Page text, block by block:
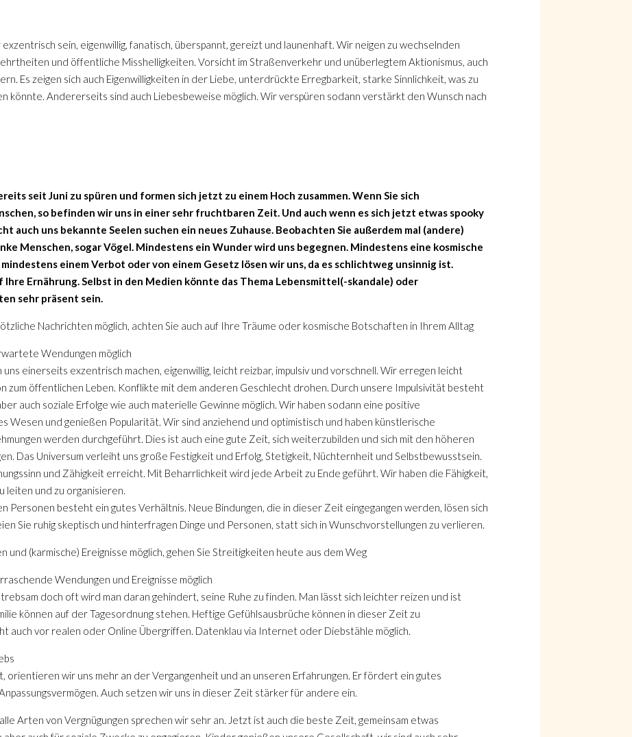
sein, eigenwillig, fanatisch, überspannt, gereizt und launenhaft. Wir neigen zu wechselnden
und öffentliche Misshelligkeiten. Vorsicht im Straßenverkehr und unüberlegtem Aktionismus, auch
Es zeigen sich auch Eigenwilligkeiten in der Liebe, unterdrückte Erregbarkeit, starke Sinnlichkeit, was zu
könnte. Andererseits sind auch Liebesbeweise möglich. Wir verspüren sodann verstärkt den Wunsch nach
seit Juni zu spüren und formen sich jetzt zu einem Hoch zusammen. Wenn Sie sich
so befinden wir uns in einer sehr fruchtbaren Zeit. Und auch wenn es sich jetzt etwas spooky
auch uns bekannte Seelen suchen ein neues Zuhause. Beobachten Sie außerdem mal (andere)
Menschen, sogar Vögel. Mindestens ein Wunder wird uns begegnen. Mindestens eine kosmische
einem Verbot oder von einem Gesetz lösen wir uns, da es schlichtweg unsinnig ist.
Ernährung. Selbst in den Medien könnte das Thema Lebensmittel(-skandale) oder
sehr präsent sein.
Nachrichten möglich, achten Sie auch auf Ihre Träume oder kosmische Botschaften in Ihrem Alltag
Wendungen möglich
einerseits exzentrisch machen, eigenwillig, leicht reizbar, impulsiv und vorschnell. Wir erregen leicht
zum öffentlichen Leben. Konflikte mit dem anderen Geschlecht drohen. Durch unsere Impulsivität besteht
auch soziale Erfolge wie auch materielle Gewinne möglich. Wir haben sodann eine positive
Wesen und genießen Popularität. Wir sind anziehend und optimistisch und haben künstlerische
werden durchgeführt. Dies ist auch eine gute Zeit, sich weiterzubilden und sich mit den höheren
Das Universum verleiht uns große Festigkeit und Erfolg, Stetigkeit, Nüchternheit und Selbstbewusstsein.
und Zähigkeit erreicht. Mit Beharrlichkeit wird jede Arbeit zu Ende geführt. Wir haben die Fähigkeit,
leiten und zu organisieren.
Personen besteht ein gutes Verhältnis. Neue Bindungen, die in dieser Zeit eingegangen werden, lösen sich
Sie ruhig skeptisch und hinterfragen Dinge und Personen, statt sich in Wunschvorstellungen zu verlieren.
und (karmische) Ereignisse möglich, gehen Sie Streitigkeiten heute aus dem Weg
Wendungen und Ereignisse möglich
doch oft wird man daran gehindert, seine Ruhe zu finden. Man lässt sich leichter reizen und ist
können auf der Tagesordnung stehen. Heftige Gefühlsausbrüche können in dieser Zeit zu
auch vor realen oder Online Übergriffen. Datenklau via Internet oder Diebstähle möglich.
orientieren wir uns mehr an der Vergangenheit und an unseren Erfahrungen. Er fördert ein gutes
Auch setzen wir uns in dieser Zeit stärker für andere ein.
Arten von Vergnügungen sprechen wir sehr an. Jetzt ist auch die beste Zeit, gemeinsam etwas